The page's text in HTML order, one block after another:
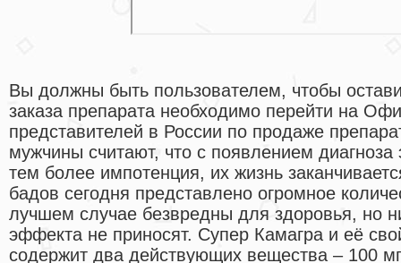
Вы должны быть пользователем, чтобы
заказа препарата необходимо перейти на
представителей в России по продаже
мужчины считают, что с появлением
тем более импотенция, их жизнь
бадов сегодня представлено огромное
лучшем случае безвредны для здоровья, но
эффекта не приносят. Супер Камагра и её
содержит два действующих вещества – 100